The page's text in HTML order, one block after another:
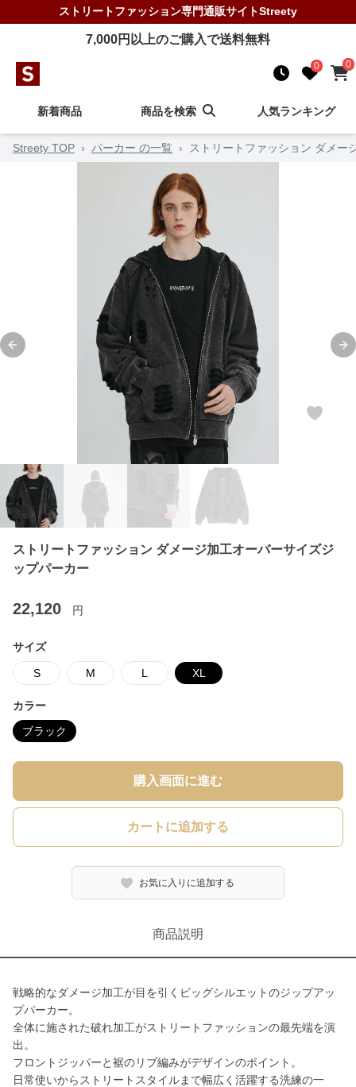
ストリートファッション専門通販サイトStreety
7,000円以上のご購入で送料無料
0 0
新着商品 商品を検索 人気ランキング
Streety TOP › パーカー の一覧 › ストリートファッション ダメー
Previous slide
ストリートファッション ダメージ加工オーバーサイズジ
ップパーカー
22,120 円
サイズ
S M L XL
カラー
ブラック
購入画面に進む
カートに追加する
お気に入りに追加する
商品説明
戦略的なダメージ加工が目を引くビッグシルエットのジップアッ
プパーカー。
全体に施された破れ加工がストリートファッションの最先端を演
出。
フロントジッパーと裾のリブ編みがデザインのポイント。
日常使いからストリートスタイルまで幅広く活躍する洗練の一